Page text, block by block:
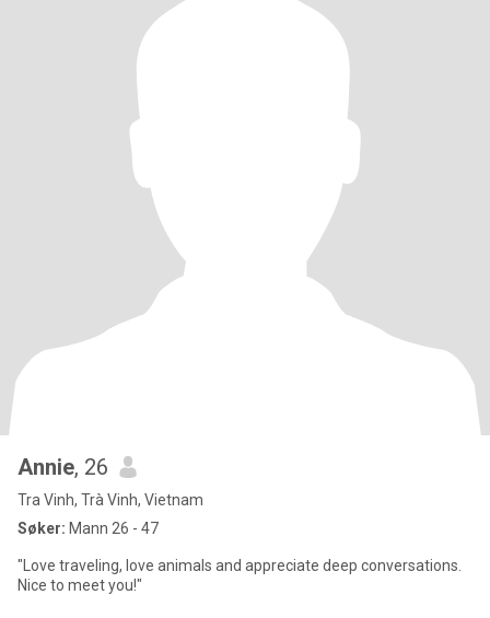
Annie, 26
Tra Vinh, Trà Vinh, Vietnam
Søker: Mann 26 - 47
"Love traveling, love animals and appreciate deep conversations.
Nice to meet you!"